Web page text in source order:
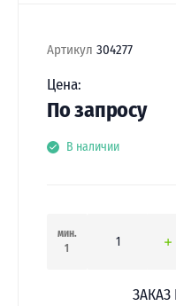
Артикул 304277
Цена:
По запросу
В наличии
мин.
1